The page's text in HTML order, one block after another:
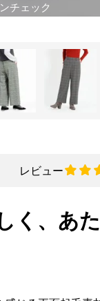
チェック
レビュー
く、あ